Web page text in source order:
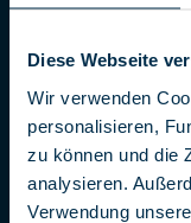
Diese Webseite
Wir verwenden
personalisieren,
zu können und die
analysieren.
Verwendung
vor der größten
Bedrohung unter
will aber auch die
Geheimdiensten
Informationen
Der BND soll
erhalten. Dazu